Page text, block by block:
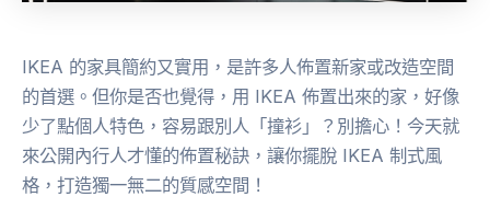
IKEA 的家具簡約又實用，是許多人佈置新家或改造空間
的首選。但你是否也覺得，用 IKEA 佈置出來的家，好像
少了點個人特色，容易跟別人「撞衫」？別擔心！今天就
來公開內行人才懂的佈置秘訣，讓你擺脫 IKEA 制式風
格，打造獨一無二的質感空間！